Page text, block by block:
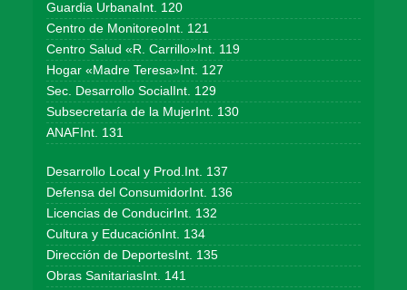
Guardia UrbanaInt. 120
Centro de MonitoreoInt. 121
Centro Salud «R. Carrillo»Int. 119
Hogar «Madre Teresa»Int. 127
Sec. Desarrollo SocialInt. 129
Subsecretaría de la MujerInt. 130
ANAFInt. 131
Desarrollo Local y Prod.Int. 137
Defensa del ConsumidorInt. 136
Licencias de ConducirInt. 132
Cultura y EducaciónInt. 134
Dirección de DeportesInt. 135
Obras SanitariasInt. 141